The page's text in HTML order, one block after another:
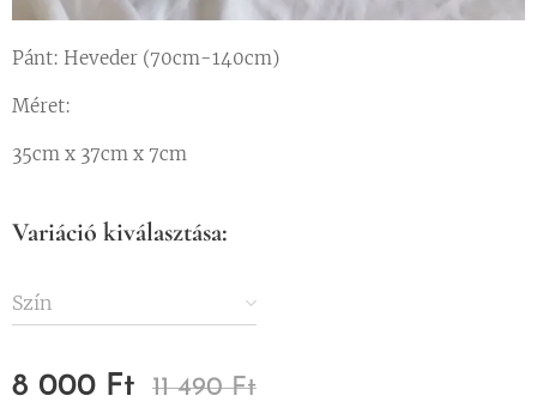
Pánt: Heveder (70cm-140cm)
Méret:
35cm x 37cm x 7cm
Variáció kiválasztása:
Szín
8 000 Ft 11 490Ft